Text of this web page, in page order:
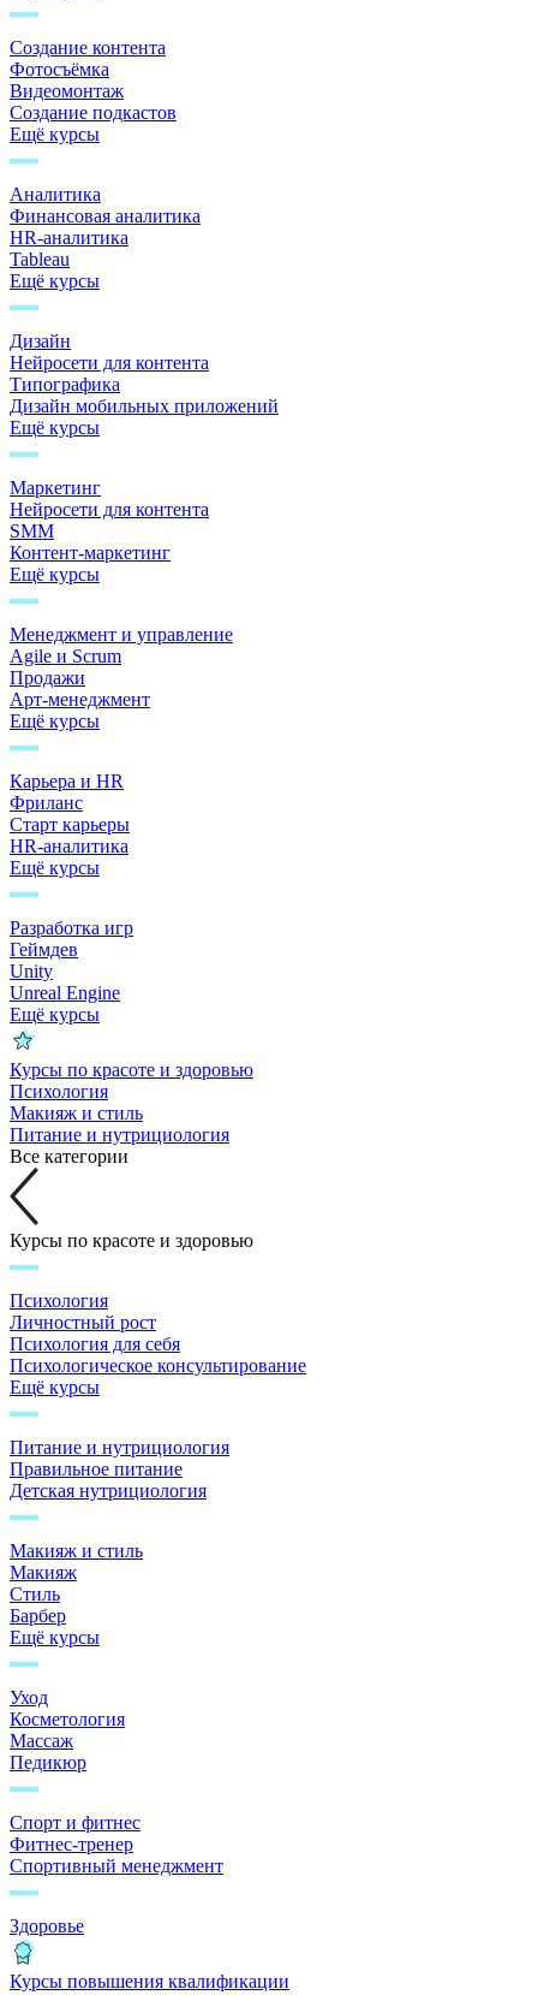
Создание контента
Фотосъёмка
Видеомонтаж
Создание подкастов
Ещё курсы
Аналитика
Финансовая аналитика
HR-аналитика
Tableau
Ещё курсы
Дизайн
Нейросети для контента
Типографика
Дизайн мобильных приложений
Ещё курсы
Маркетинг
Нейросети для контента
SMM
Контент-маркетинг
Ещё курсы
Менеджмент и управление
Agile и Scrum
Продажи
Арт-менеджмент
Ещё курсы
Карьера и HR
Фриланс
Старт карьеры
HR-аналитика
Ещё курсы
Разработка игр
Геймдев
Unity
Unreal Engine
Ещё курсы
Курсы по красоте и здоровью
Психология
Макияж и стиль
Питание и нутрициология
Все категории
Курсы по красоте и здоровью
Психология
Личностный рост
Психология для себя
Психологическое консультирование
Ещё курсы
Питание и нутрициология
Правильное питание
Детская нутрициология
Макияж и стиль
Макияж
Стиль
Барбер
Ещё курсы
Уход
Косметология
Массаж
Педикюр
Спорт и фитнес
Фитнес-тренер
Спортивный менеджмент
Здоровье
Курсы повышения квалификации